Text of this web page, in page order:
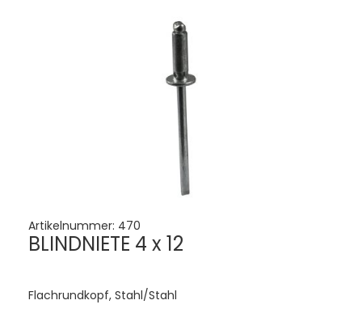
Artikelnummer: 470
BLINDNIETE 4 x 12
Flachrundkopf, Stahl/Stahl